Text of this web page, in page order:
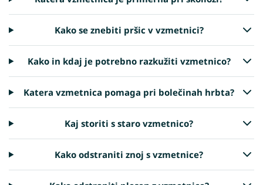
Kako se znebiti pršic v vzmetnici?
Kako in kdaj je potrebno razkužiti vzmetnico?
Katera vzmetnica pomaga pri bolečinah hrbta?
Kaj storiti s staro vzmetnico?
Kako odstraniti znoj s vzmetnice?